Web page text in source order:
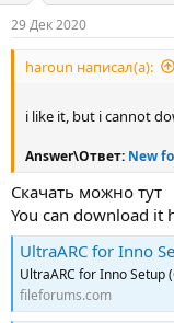
29 Дек 2020
haroun написал(а):
i like it, but i cannot
Answer\Ответ: New
Скачать можно тут
You can download it
UltraARC for Inno
UltraARC for Inno Setup
fileforums.com